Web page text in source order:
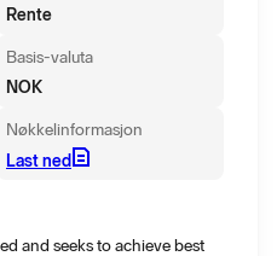
Rente
Basis-valuta
NOK
Nøkkelinformasjon
Last ned
and seeks to achieve best